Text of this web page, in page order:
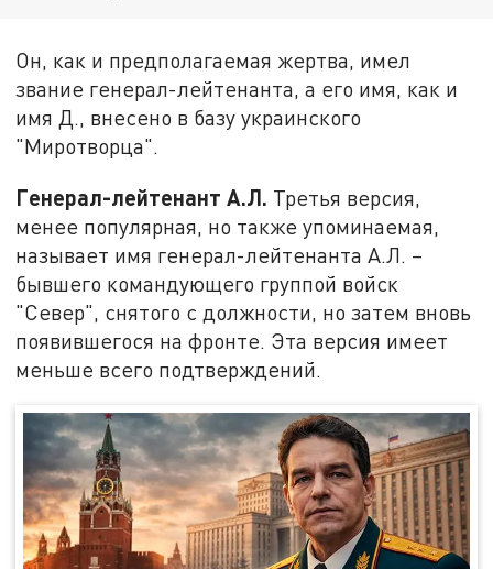
Он, как и предполагаемая жертва, имел
звание генерал-лейтенанта, а его имя, как и
имя Д., внесено в базу украинского
"Миротворца".
Генерал-лейтенант А.Л. Третья версия,
менее популярная, но также упоминаемая,
называет имя генерал-лейтенанта А.Л. –
бывшего командующего группой войск
"Север", снятого с должности, но затем вновь
появившегося на фронте. Эта версия имеет
меньше всего подтверждений.